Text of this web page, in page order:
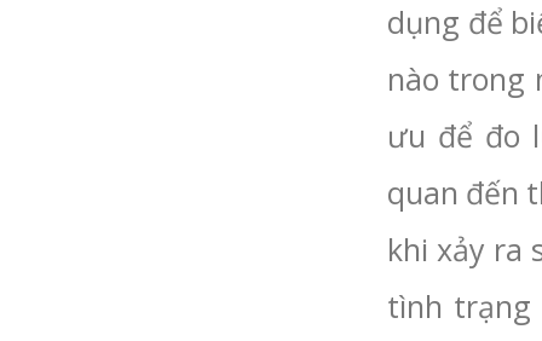
dụng để
nào trong
ưu để đo
quan đến
khi xảy ra
tình trạng